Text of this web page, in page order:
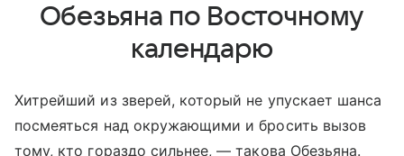
Обезьяна по Восточному
календарю
Хитрейший из зверей, который не упускает шанса
посмеяться над окружающими и бросить вызов
тому, кто гораздо сильнее, — такова Обезьяна.